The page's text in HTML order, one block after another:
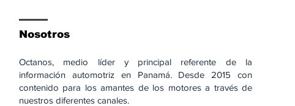
Nosotros
Octanos, medio líder y principal referente de la
información automotriz en Panamá. Desde 2015 con
contenido para los amantes de los motores a través de
nuestros diferentes canales.